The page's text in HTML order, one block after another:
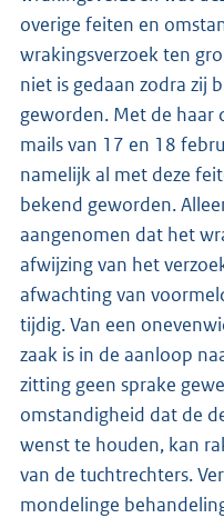
overige feiten en
wrakingsverzoek ten
niet is gedaan zodra zij
geworden. Met de haar
mails van 17 en 18
namelijk al met deze
bekend geworden.
aangenomen dat het
afwijzing van het
afwachting van
tijdig. Van een
zaak is in de aanloop
zitting geen sprake
omstandigheid dat de
wenst te houden, kan
van de tuchtrechters.
mondelinge